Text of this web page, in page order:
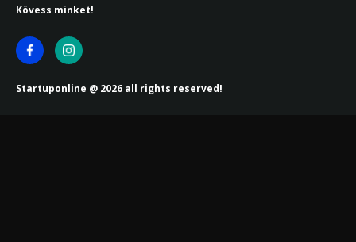
Kövess minket!
Startuponline @ 2026 all rights reserved!